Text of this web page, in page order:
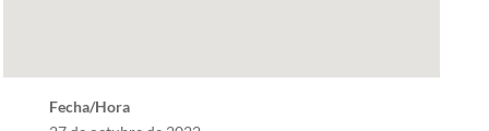
Fecha/Hora